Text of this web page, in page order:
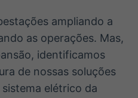
ampliando a
as operações. Mas,
identificamos
de nossas soluções
elétrico da